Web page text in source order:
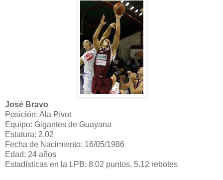
José Bravo
Posición: Ala Pívot
Equipo: Gigantes de Guayana
Estatura: 2.02
Fecha de Nacimiento: 16/05/1986
Edad: 24 años
Estadísticas en la LPB: 8.02 puntos, 5.12 rebotes